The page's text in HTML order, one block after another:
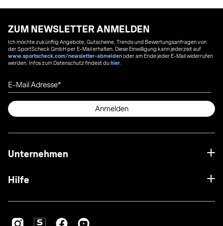
ZUM NEWSLETTER ANMELDEN
Ich möchte zukünftig Angebote, Gutscheine, Trends und Bewertungsanfragen von
der SportScheck GmbH per E-Mail erhalten. Diese Einwilligung kann jederzeit auf
www.sportscheck.com/newsletter-abmeldenoder am Ende jeder E-Mail widerrufen
werden. Infos zum Datenschutz findest duhier
E-Mail Adresse
Anmelden
Unternehmen
Hilfe